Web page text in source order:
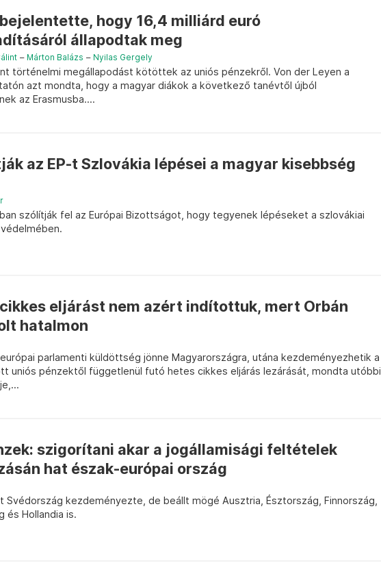
hogy 16,4 milliárd euró
állapodtak meg
– Márton Balázs – Nyilas Gergely
történelmi megállapodást kötöttek az uniós pénzekről. Von der Leyen a
azt mondta, hogy a magyar diákok a következő tanévtől újból
az Erasmusba....
az EP-t Szlovákia lépései a magyar kisebbség
szólítják fel az Európai Bizottságot, hogy tegyenek lépéseket a szlovákiai
eljárást nem azért indítottuk, mert Orbán
hatalmon
parlamenti küldöttség jönne Magyarországra, utána kezdeményezhetik a
uniós pénzektől függetlenül futó hetes cikkes eljárás lezárását, mondta utóbbi
szigorítani akar a jogállamisági feltételek
hat észak-európai ország
Svédország kezdeményezte, de beállt mögé Ausztria, Észtország, Finnország,
és Hollandia is.